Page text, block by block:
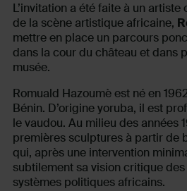
L’invitation a été faite à un
de la scène artistique africaine,
mettre en place un parcours
dans la cour du château et dans
musée.
Romuald Hazoumè est né en
Bénin. D’origine yoruba, il est
le vaudou. Au milieu des années
premières sculptures à partir de
qui, après une intervention
subtilement sa vision critique
systèmes politiques africains.